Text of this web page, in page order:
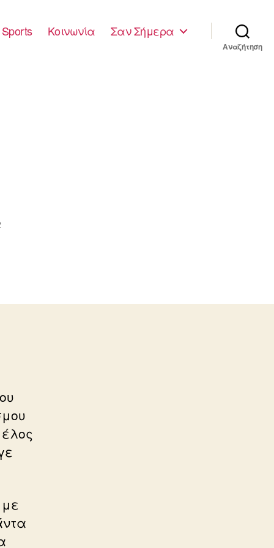
Sports Κοινωνία Σαν Σήμερα
Αναζήτηση
με